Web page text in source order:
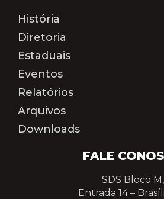
FALE
SDS Bloco M,
Entrada 14 –
História
Diretoria
Estaduais
Eventos
Relatórios
Arquivos
Downloads